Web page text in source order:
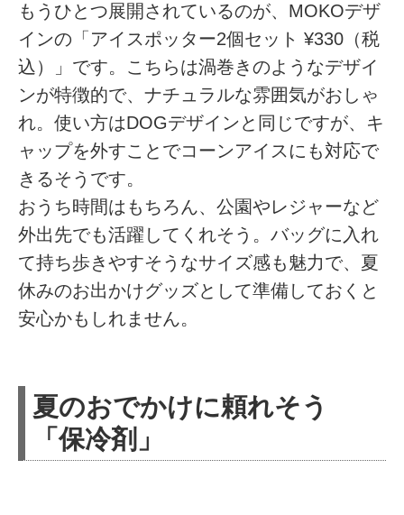
もうひとつ展開されているのが、MOKOデザ
インの「アイスポッター2個セット ¥330（税
込）」です。こちらは渦巻きのようなデザイ
ンが特徴的で、ナチュラルな雰囲気がおしゃ
れ。使い方はDOGデザインと同じですが、キ
ャップを外すことでコーンアイスにも対応で
きるそうです。
おうち時間はもちろん、公園やレジャーなど
外出先でも活躍してくれそう。バッグに入れ
て持ち歩きやすそうなサイズ感も魅力で、夏
休みのお出かけグッズとして準備しておくと
安心かもしれません。
夏のおでかけに頼れそう
「保冷剤」